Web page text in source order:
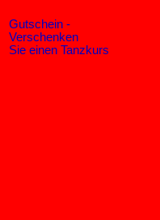
Gutschein -
Verschenken
Sie einen Tanzkurs